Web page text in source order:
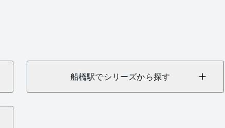
船橋駅でシリーズから探す